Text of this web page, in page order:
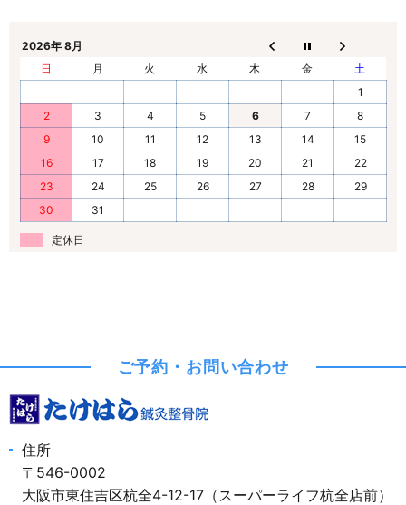
2026年 8月
日
月 火 水 木 金
土
1
2
3 4 5 6 7
8
9
10 11 12 13 14
15
16
17 18 19 20 21
22
23
24 25 26 27 28
29
30
31
定休日
ご予約・お問い合わせ
住所
〒546-0002
大阪市東住吉区杭全4-12-17（スーパーライフ杭全店前）